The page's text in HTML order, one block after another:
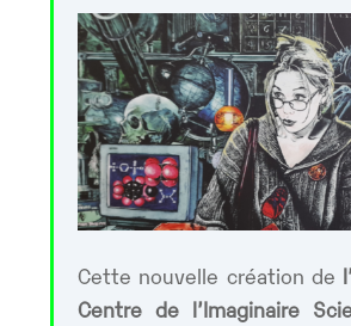
Cette nouvelle création de
Centre de l’Imaginaire